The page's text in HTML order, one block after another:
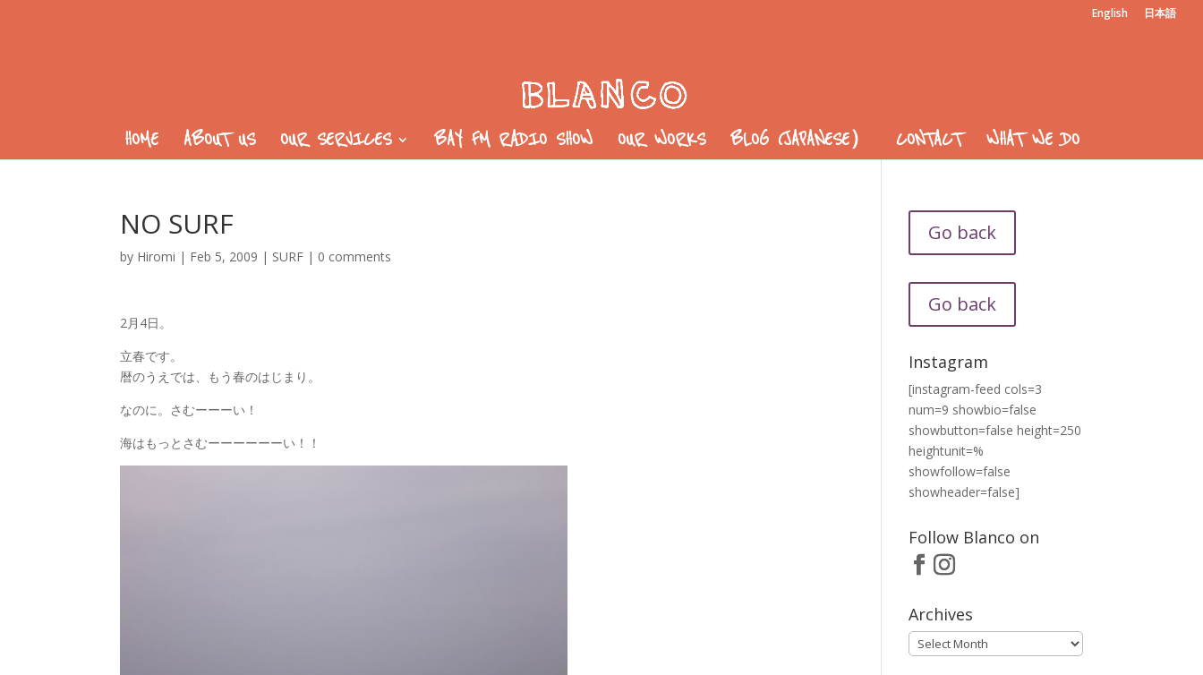
English 日本語
HOME ABOUT US OUR SERVICES BAY FM RADIO SHOW OUR WORKS BLOG (JAPANESE） CONTACT WHAT WE DO
NO SURF
by Hiromi | Feb 5, 2009 | SURF | 0 comments
2月4日。
立春です。
暦のうえでは、もう春のはじまり。
なのに。さむーーーい！
海はもっとさむーーーーーーい！！
Go back
Go back
Instagram
[instagram-feed cols=3
num=9 showbio=false
showbutton=false height=250
heightunit=%
showfollow=false
showheader=false]
Follow Blanco on
Archives
Archives